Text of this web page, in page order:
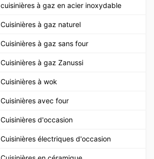
cuisinières à gaz en acier inoxydable
Cuisinières à gaz naturel
Cuisinières à gaz sans four
Cuisinières à gaz Zanussi
Cuisinières à wok
Cuisinières avec four
Cuisinières d'occasion
Cuisinières électriques d'occasion